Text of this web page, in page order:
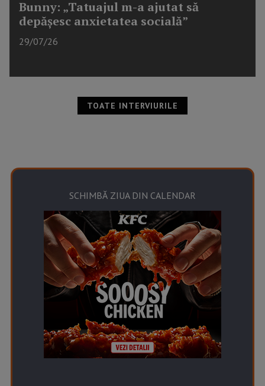
Bunny: „Tatuajul m-a ajutat să
depășesc anxietatea socială”
29/07/26
TOATE INTERVIURILE
SCHIMBĂ ZIUA DIN CALENDAR